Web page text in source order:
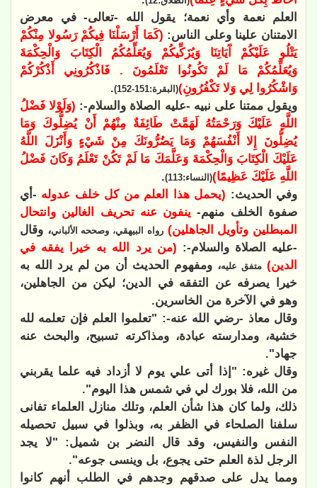
العلم نعمة وأي نعمة؛ يقول الله -تعالى- في معرض
الامتنان علينا وعلى الناس: (كَمَا أَرْسَلْنَا فِيكُمْ رَسُولا مِنْكُمْ
يَتْلُو عَلَيْكُمْ آَيَاتِنَا وَيُزَكِّيكُمْ وَيُعَلِّمُكُمُ الْكِتَابَ وَالْحِكْمَةَ
وَيُعَلِّمُكُمْ مَا لَمْ تَكُونُوا تَعْلَمُونَ . فَاذْكُرُونِي أَذْكُرْكُمْ
وَاشْكُرُوا لِي وَلا تَكْفُرُونِ)(البقرة:151-152)
.
ويقول ممتنا على نبيه -عليه الصلاة والسلام-: (وَلَوْلا فَضْلُ
اللَّهِ عَلَيْكَ وَرَحْمَتُهُ لَهَمَّتْ طَائِفَةٌ مِنْهُمْ أَنْ يُضِلُّوكَ وَمَا
يُضِلُّونَ إِلا أَنْفُسَهُمْ وَمَا يَضُرُّونَكَ مِنْ شَيْءٍ وَأَنْزَلَ اللَّهُ
عَلَيْكَ الْكِتَابَ وَالْحِكْمَةَ وَعَلَّمَكَ مَا لَمْ تَكُنْ تَعْلَمُ وَكَانَ فَضْلُ
اللَّهِ عَلَيْكَ عَظِيمًا)(النساء:113)
.
وفي الحديث: (يحمل هذا العلم من كل خلف عدوله -أي
صفوة الخلف منهم- ينفون عنه تحريف الغالين وانتحال
المبطلين وتأويل الجاهلين)رواه البيهقي، وصححه الألباني، وقال
-عليه الصلاة والسلام-: (من يرد الله به خيرا يفقه في
الدين) متفق عليه،ومفهوم الحديث أن من لم يرد الله به
خيرا يصرفه عن التفقه في الدين؛ ليكن من الجاهلين،
وهو في الآخرة من الخاسرين.
وقال معاذ -رضي الله عنه-: "تعلموا العلم فإن تعلمه لله
خشية، ومدارسته عبادة، ومذاكرته تسبيح، والبحث عنه
جهاد".
وقال غيره: "إذا أتى علي يوم لا أزداد فيه علما يقربني
من الله، فلا بورك لي في شمس هذا اليوم".
ذلك، ولما كان هذا شأن العلم، وتلك منازل العلماء تفانى
سلفنا الصلحاء في الظفر به، وبذلوا في سبيل تحصيله
النفس والنفيس، وقد قال النضر بن شميل: "لا يجد
الرجل لذة العلم حتى يجوع، بل وينسى جوعه".
ومما يدل على صدقهم وجدهم في الطلب أنهم كانوا